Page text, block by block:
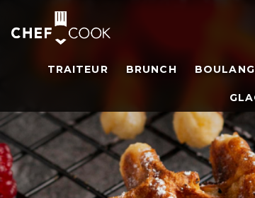
TRAITEUR BRUNCH